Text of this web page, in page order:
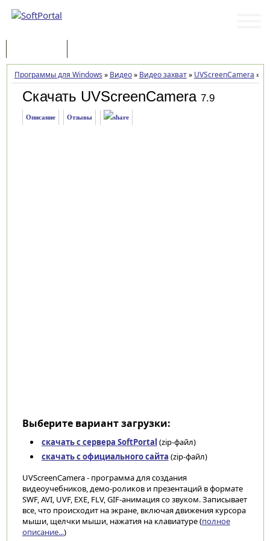
Программы для Windows » Видео» Видео захват» UVScreenCamera »
Скачать UVScreenCamera 7.9
Описание Отзывы
Выберите вариант загрузки:
скачать с сервера SoftPortal (zip-файл)
скачать с официального сайта (zip-файл)
UVScreenCamera - программа для создания
видеоучебников, демо-роликов и презентаций в формате
SWF, AVI, UVF, EXE, FLV, GIF-анимация со звуком. Записывает
все, что происходит на экране, включая движения курсора
мыши, щелчки мыши, нажатия на клавиатуре (полное
описание...)